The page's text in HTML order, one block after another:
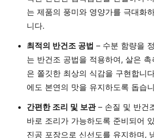
는 제품의 풍미와 영양가를 극대화
니다.
최적의 반건조 공법 – 수분 함량을
는 반건조 공법을 적용하여, 살은 촉
은 쫄깃한 최상의 식감을 구현합니
에도 본연의 맛을 유지하도록 돕습
간편한 조리 및 보관– 손질 및 반건
바로 조리가 가능하도록 준비되어
진공 포장으로 신선도를 유지하며,